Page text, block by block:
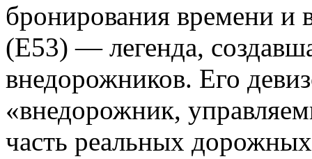
бронирования времени и
(E53) — легенда,
внедорожников. Его
«внедорожник,
часть реальных